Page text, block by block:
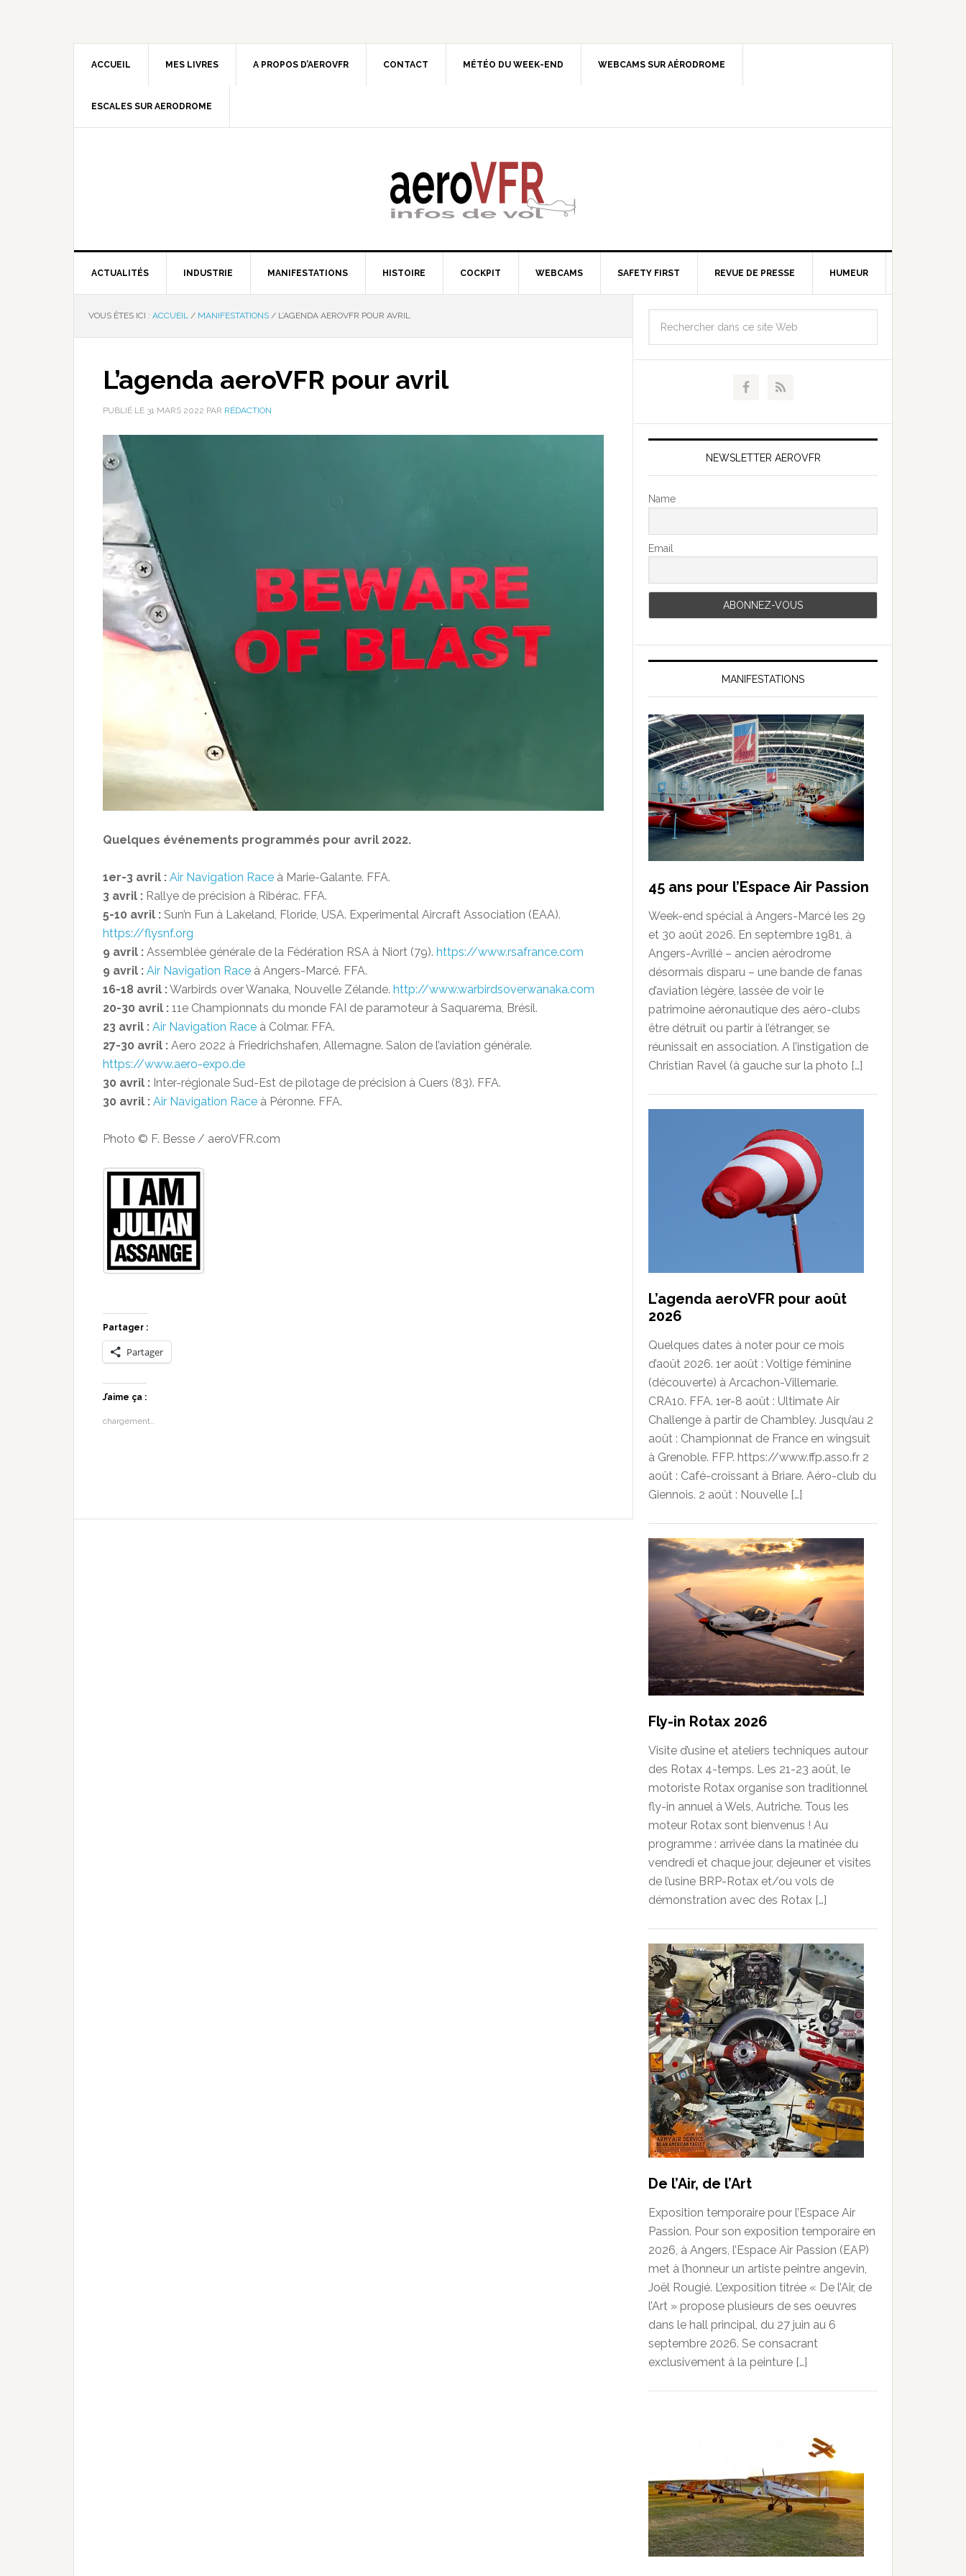
ACCUEIL MES LIVRES A PROPOS D’AEROVFR CONTACT MÉTÉO DU WEEK-END WEBCAMS SUR AÉRODROME
ESCALES SUR AERODROME
ACTUALITÉS INDUSTRIE MANIFESTATIONS HISTOIRE COCKPIT WEBCAMS SAFETY FIRST REVUE DE PRESSE HUMEUR
VOUS ÊTES ICI : ACCUEIL / MANIFESTATIONS / L’AGENDA AEROVFR POUR AVRIL
L’agenda aeroVFR pour avril
PUBLIÉ LE 31 MARS 2022 PAR RÉDACTION
Quelques événements programmés pour avril 2022.
1er-3 avril : Air Navigation Race à Marie-Galante. FFA.
3 avril : Rallye de précision à Ribérac. FFA.
5-10 avril : Sun’n Fun à Lakeland, Floride, USA. Experimental Aircraft Association (EAA).
https://flysnf.org
9 avril : Assemblée générale de la Fédération RSA à Niort (79). https://www.rsafrance.com
9 avril : Air Navigation Race à Angers-Marcé. FFA.
16-18 avril :Warbirds over Wanaka, Nouvelle Zélande. http://www.warbirdsoverwanaka.com
20-30 avril : 11e Championnats du monde FAI de paramoteur à Saquarema, Brésil.
23 avril : Air Navigation Race à Colmar. FFA.
27-30 avril : Aero 2022 à Friedrichshafen, Allemagne. Salon de l’aviation générale.
https://www.aero-expo.de
30 avril : Inter-régionale Sud-Est de pilotage de précision à Cuers (83). FFA.
30 avril : Air Navigation Race à Péronne. FFA.
Photo © F. Besse / aeroVFR.com
Partager :
Partager
J’aime ça :
chargement…
NEWSLETTER AEROVFR
Name
Email
MANIFESTATIONS
45 ans pour l’Espace Air Passion
Week-end spécial à Angers-Marcé les 29
et 30 août 2026. En septembre 1981, à
Angers-Avrillé – ancien aérodrome
désormais disparu – une bande de fanas
d’aviation légère, lassée de voir le
patrimoine aéronautique des aéro-clubs
être détruit ou partir à l’étranger, se
réunissait en association. A l’instigation de
Christian Ravel (à gauche sur la photo […]
L’agenda aeroVFR pour août
2026
Quelques dates à noter pour ce mois
d’août 2026. 1er août : Voltige féminine
(découverte) à Arcachon-Villemarie.
CRA10. FFA. 1er-8 août : Ultimate Air
Challenge à partir de Chambley. Jusqu’au 2
août : Championnat de France en wingsuit
à Grenoble. FFP. https://www.ffp.asso.fr 2
août : Café-croissant à Briare. Aéro-club du
Giennois. 2 août : Nouvelle […]
Fly-in Rotax 2026
Visite d’usine et ateliers techniques autour
des Rotax 4-temps. Les 21-23 août, le
motoriste Rotax organise son traditionnel
fly-in annuel à Wels, Autriche. Tous les
moteur Rotax sont bienvenus ! Au
programme : arrivée dans la matinée du
vendredi et chaque jour, dejeuner et visites
de l’usine BRP-Rotax et/ou vols de
démonstration avec des Rotax […]
De l’Air, de l’Art
Exposition temporaire pour l’Espace Air
Passion. Pour son exposition temporaire en
2026, à Angers, l’Espace Air Passion (EAP)
met à l’honneur un artiste peintre angevin,
Joël Rougié. L’exposition titrée « De l’Air, de
l’Art » propose plusieurs de ses oeuvres
dans le hall principal, du 27 juin au 6
septembre 2026. Se consacrant
exclusivement à la peinture […]